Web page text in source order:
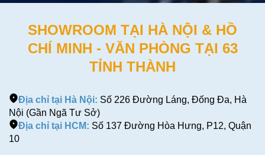
SHOWROOM TẠI HÀ NỘI & HỒ
CHÍ MINH - VĂN PHÒNG TẠI 63
TỈNH THÀNH
Địa chỉ tại Hà Nội: Số 226 Đường Láng, Đống Đa, Hà
Nội (Gần Ngã Tư Sở)
Địa chỉ tại HCM: Số 137 Đường Hòa Hưng, P12, Quận
10